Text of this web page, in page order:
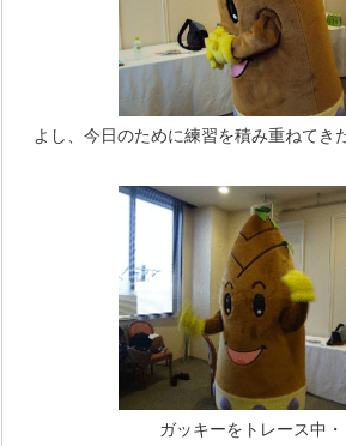
よし、今日のために練習を積み重ねてき
ガッキーをトレース中・